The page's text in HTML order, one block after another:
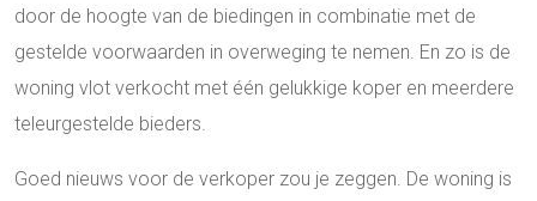
door de hoogte van de biedingen in combinatie met de
gestelde voorwaarden in overweging te nemen. En zo is de
woning vlot verkocht met één gelukkige koper en meerdere
teleurgestelde bieders.
Goed nieuws voor de verkoper zou je zeggen. De woning is